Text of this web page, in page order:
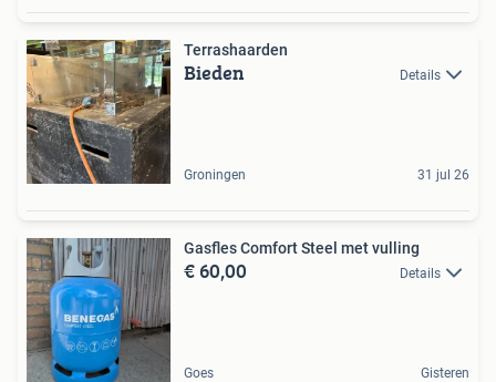
Terrashaarden
Bieden Details
Groningen 31 jul 26
Gasfles Comfort Steel met vulling
€ 60,00 Details
Goes Gisteren